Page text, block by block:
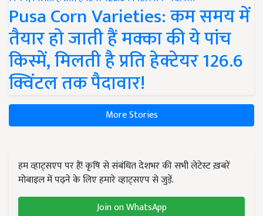
Pusa Corn Varieties: कम समय में
तैयार हो जाती हैं मक्का की ये पांच
किस्में, मिलती है प्रति हेक्टेयर 126.6
क्विंटल तक पैदावार!
More Stories
हम व्हाट्सएप पर हैं! कृषि से संबंधित देशभर की सभी लेटेस्ट ख़बरें
मोबाइल में पढ़ने के लिए हमारे व्हाट्सएप से जुड़ें.
Join on WhatsApp